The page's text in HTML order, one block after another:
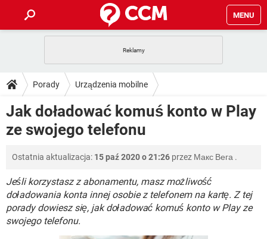
MENU
GRY WHATSAPP
SPOTIFY NETFLIX
INSTAGRAM FACEBOOK
PORADY
PlayStation TIKTOK
GRY WHATSAPP
INSTAGRAM FACEBOOK
WINDOWS 10
DO POBRANIA
ANDROID TIKTOK
INSTAGRAM FACEBOOK
WINDOWS 10
FORUM
COVID-19 TIKTOK
GRY WHATSAPP
SPOTIFY NETFLIX
INSTAGRAM
COVID-19 TIKTOK
GRY WHATSAPP
Porady Urządzenia mobilne
Operatorzy telefonii komórkowej Play
Jak doładować komuś konto w Play
ze swojego telefonu
Ostatnia aktualizacja: 15 paź 2020 o 21:26 przez Макс Вега .
Jeśli korzystasz z abonamentu, masz możliwość
doładowania konta innej osobie z telefonem na kartę. Z tej
porady dowiesz się, jak doładować komuś konto w Play ze
swojego telefonu.